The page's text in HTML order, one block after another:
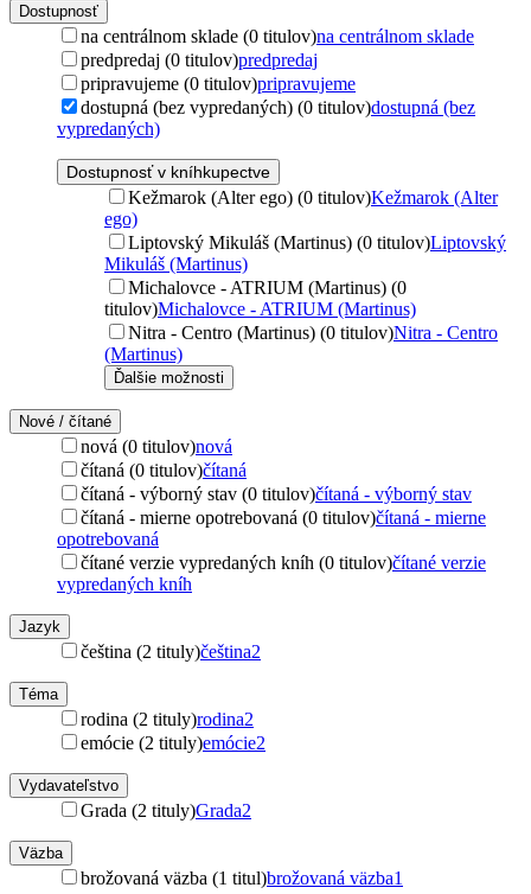
Dostupnosť
na centrálnom sklade (0 titulov)na centrálnom sklade
predpredaj (0 titulov)predpredaj
pripravujeme (0 titulov)pripravujeme
dostupná (bez vypredaných) (0 titulov)dostupná (bez
vypredaných)
Dostupnosť v kníhkupectve
Kežmarok (Alter ego) (0 titulov)Kežmarok (Alter
ego)
Liptovský Mikuláš (Martinus) (0 titulov)Liptovský
Mikuláš (Martinus)
Michalovce - ATRIUM (Martinus) (0
titulov)Michalovce - ATRIUM (Martinus)
Nitra - Centro (Martinus) (0 titulov)Nitra - Centro
(Martinus)
Ďalšie možnosti
Nové / čítané
nová (0 titulov)nová
čítaná (0 titulov)čítaná
čítaná - výborný stav (0 titulov)čítaná - výborný stav
čítaná - mierne opotrebovaná (0 titulov)čítaná - mierne
opotrebovaná
čítané verzie vypredaných kníh (0 titulov)čítané verzie
vypredaných kníh
Jazyk
čeština (2 tituly)čeština2
Téma
rodina (2 tituly)rodina2
emócie (2 tituly)emócie2
Vydavateľstvo
Grada (2 tituly)Grada2
Väzba
brožovaná väzba (1 titul)brožovaná väzba1